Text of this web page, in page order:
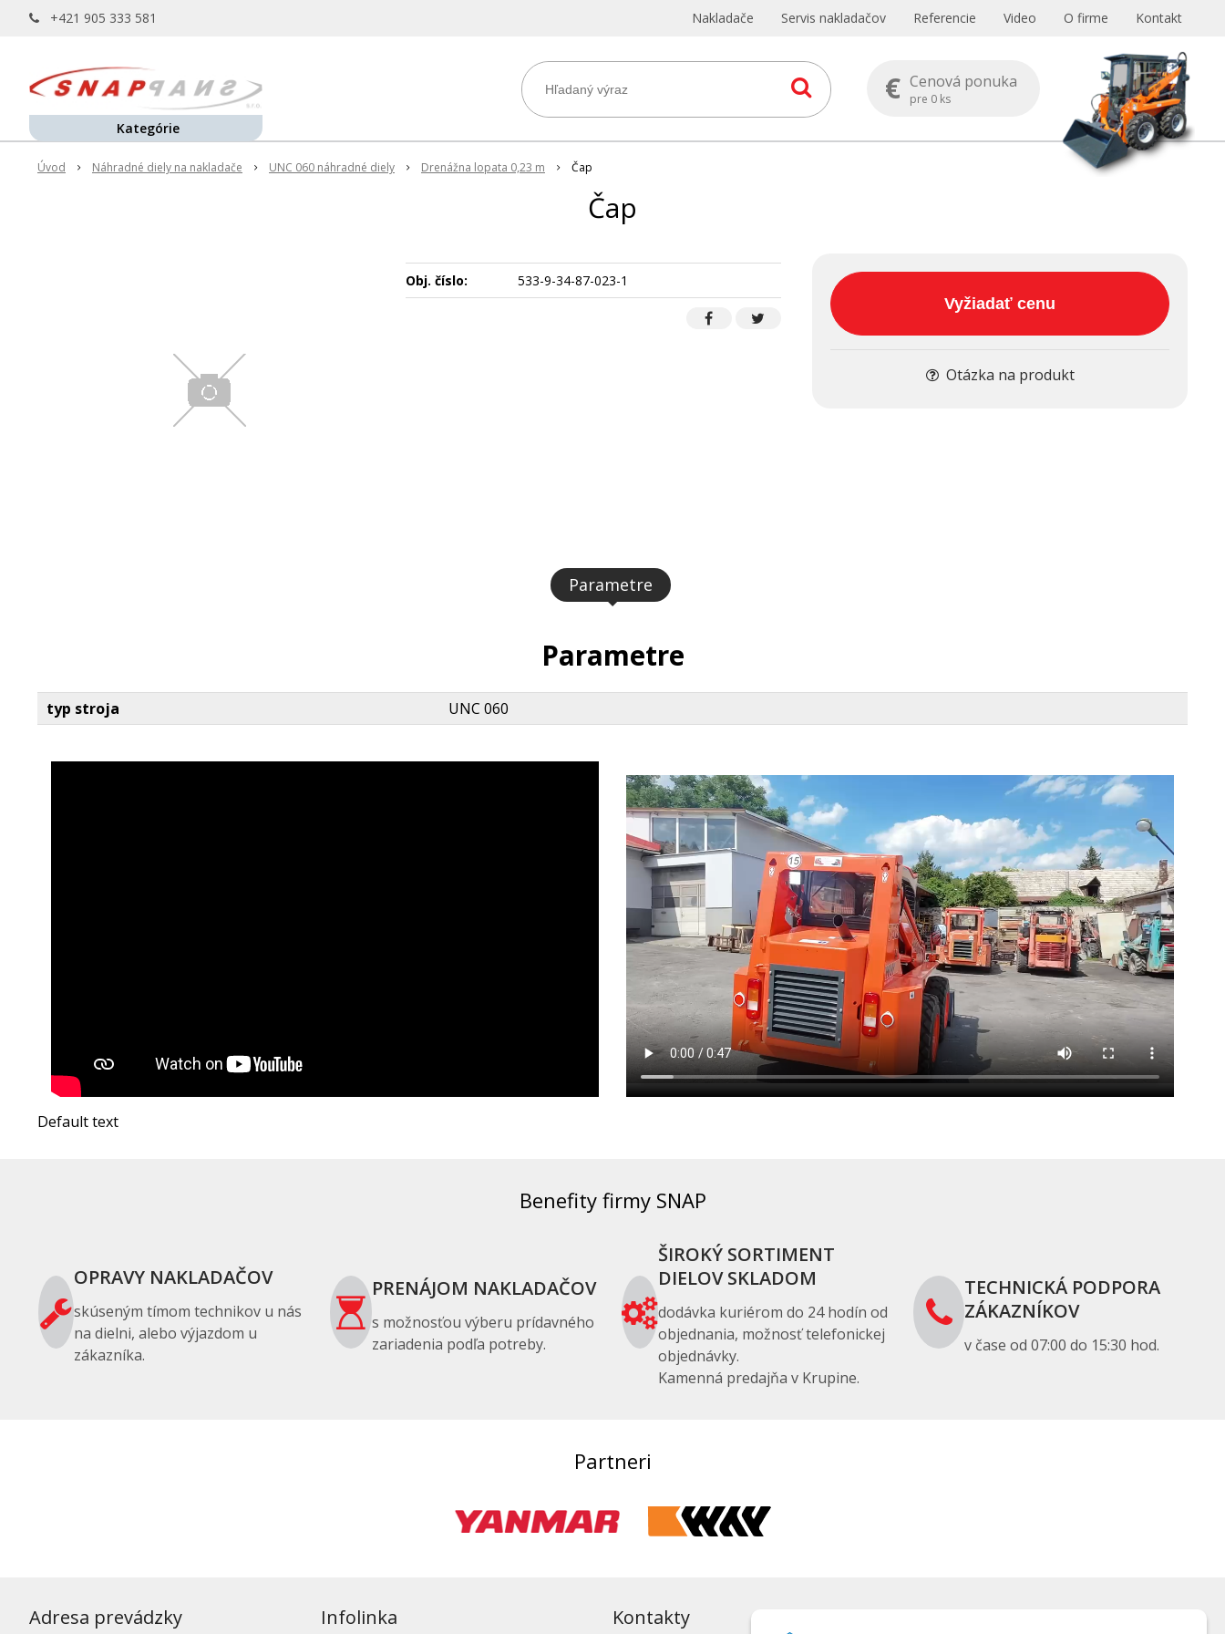
+421 905 333 581
€ Cenová ponuka
pre 0 ks
Nakladače Servis nakladačov Referencie Video O firme Kontakt
Úvod Náhradné diely na nakladače UNC 060 náhradné diely Drenážna lopata 0,23 m Čap
Čap
Vyžiadať cenu
Otázka na produkt
Obj. číslo: 533-9-34-87-023-1
Parametre
Parametre
typ stroja UNC 060
Default text
Kategórie
Benefity firmy SNAP
OPRAVY NAKLADAČOV
skúseným tímom technikov u nás
na dielni, alebo výjazdom u
zákazníka.
PRENÁJOM NAKLADAČOV
s možnosťou výberu prídavného
zariadenia podľa potreby.
ŠIROKÝ SORTIMENT
DIELOV SKLADOM
dodávka kuriérom do 24 hodín od
objednania, možnosť telefonickej
objednávky.
Kamenná predajňa v Krupine.
TECHNICKÁ PODPORA
ZÁKAZNÍKOV
v čase od 07:00 do 15:30 hod.
Partneri
Adresa prevádzky Infolinka Kontakty